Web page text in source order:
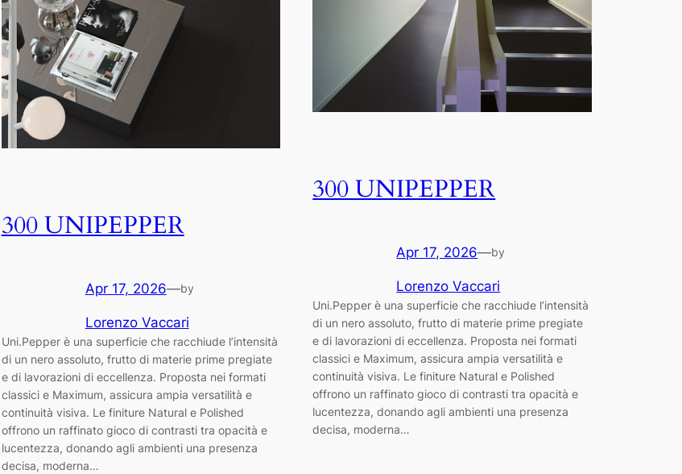
300 UNIPEPPER
Apr 17, 2026—by
Lorenzo Vaccari
Uni.Pepper è una superficie che racchiude l’intensità
di un nero assoluto, frutto di materie prime pregiate
e di lavorazioni di eccellenza. Proposta nei formati
classici e Maximum, assicura ampia versatilità e
continuità visiva. Le finiture Natural e Polished
offrono un raffinato gioco di contrasti tra opacità e
lucentezza, donando agli ambienti una presenza
decisa, moderna…
300 UNIPEPPER
Apr 17, 2026—by
Lorenzo Vaccari
Uni.Pepper è una superficie che racchiude l’intensità
di un nero assoluto, frutto di materie prime pregiate
e di lavorazioni di eccellenza. Proposta nei formati
classici e Maximum, assicura ampia versatilità e
continuità visiva. Le finiture Natural e Polished
offrono un raffinato gioco di contrasti tra opacità e
lucentezza, donando agli ambienti una presenza
decisa, moderna…